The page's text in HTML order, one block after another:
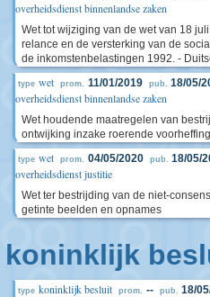
overheidsdienst binnenlandse zaken
Wet tot wijziging van de wet van 18
relance en de versterking van de
de inkomstenbelastingen 1992. -
type wet prom. 11/01/2019 pub. 18/05/
overheidsdienst binnenlandse zaken
Wet houdende maatregelen van
ontwijking inzake roerende
type wet prom. 04/05/2020 pub. 18/05/
overheidsdienst justitie
Wet ter bestrijding van de niet-
getinte beelden en opnames
koninklijk
type koninklijk besluit prom. -- pub. 18/